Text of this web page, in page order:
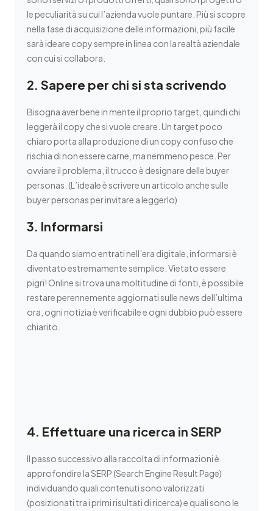
le peculiarità su cui l’azienda vuole puntare. Più si scopre
nella fase di acquisizione delle informazioni, più facile
sarà ideare copy sempre in linea con la realtà aziendale
con cui si collabora.
2. Sapere per chi si sta scrivendo
Bisogna aver bene in mente il proprio target, quindi chi
leggerà il copy che si vuole creare. Un target poco
chiaro porta alla produzione di un copy confuso che
rischia di non essere carne, ma nemmeno pesce. Per
ovviare il problema, il trucco è designare delle buyer
personas. (L’ideale è scrivere un articolo anche sulle
buyer personas per invitare a leggerlo)
3. Informarsi
Da quando siamo entrati nell’era digitale, informarsi è
diventato estremamente semplice. Vietato essere
pigri! Online si trova una moltitudine di fonti, è possibile
restare perennemente aggiornati sulle news dell’ultima
ora, ogni notizia è verificabile e ogni dubbio può essere
chiarito.
4. Effettuare una ricerca in SERP
Il passo successivo alla raccolta di informazioni è
approfondire la SERP (Search Engine Result Page)
individuando quali contenuti sono valorizzati
(posizionati tra i primi risultati di ricerca) e quali sono le